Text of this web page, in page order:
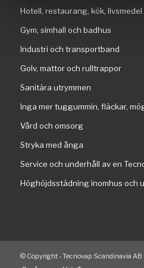
Hotell, restaurang, kök, livsmedel
Gym, simhall och badhus
Industri och transportband
Golv, mattor och rulltrappor
Sanitära utrymmen
Inga mer tuggummin, fläckar,
Vård och omsorg
Stryka med ånga
Service och underhåll av en
Höghöjdsstädning inomhus och
© Copyright - Tecnovap Scandinavia AB